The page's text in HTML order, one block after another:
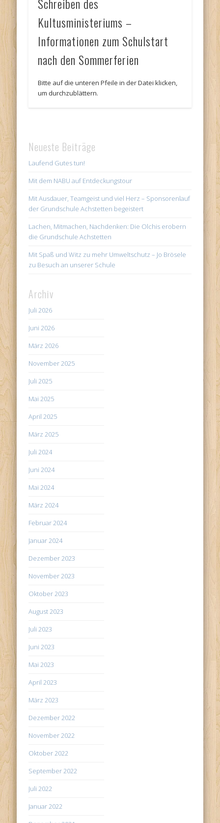
Kultusministeriums –
Informationen zum Schulstart
nach den Sommerferien
Bitte auf die unteren Pfeile in der Datei klicken,
um durchzublättern.
Neueste Beiträge
Laufend Gutes tun!
Mit dem NABU auf Entdeckungstour
Mit Ausdauer, Teamgeist und viel Herz – Sponsorenlauf
der Grundschule Achstetten begeistert
Lachen, Mitmachen, Nachdenken: Die Olchis erobern
die Grundschule Achstetten
Mit Spaß und Witz zu mehr Umweltschutz – Jo Brösele
zu Besuch an unserer Schule
Archiv
Juli 2026
Juni 2026
März 2026
November 2025
Juli 2025
Mai 2025
April 2025
März 2025
Juli 2024
Juni 2024
Mai 2024
März 2024
Februar 2024
Januar 2024
Dezember 2023
November 2023
Oktober 2023
August 2023
Juli 2023
Juni 2023
Mai 2023
April 2023
März 2023
Dezember 2022
November 2022
Oktober 2022
September 2022
Juli 2022
Januar 2022